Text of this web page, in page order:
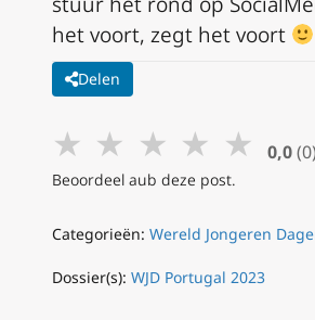
het voort, zegt het voort
Delen
★ ★ ★ ★ ★ 0,0 (0)
Beoordeel aub deze post.
Categorieën: Wereld Jongeren
Dossier(s): WJD Portugal 2023